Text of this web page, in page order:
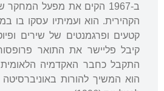
ב-1967 הקים את מפעל
הקהירית. הוא ועמיתיו עסקו בו
התקבל כחבר האקדמיה
הוא המשיך להורות